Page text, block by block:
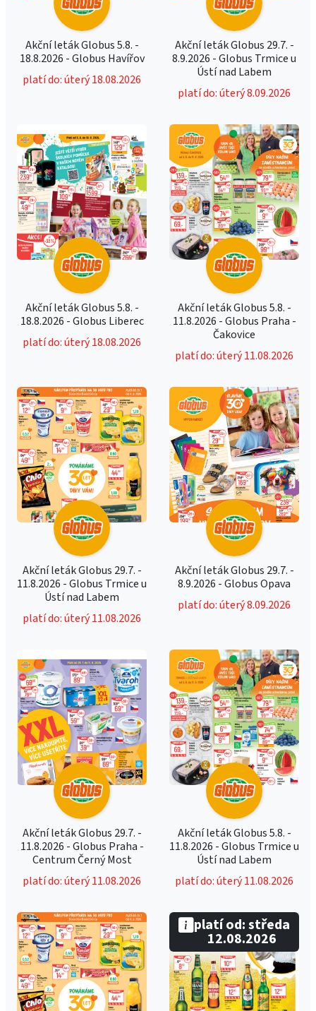
Akční leták Globus 5.8. -
18.8.2026 - Globus Havířov
platí do: úterý 18.08.2026
Akční leták Globus 29.7. -
8.9.2026 - Globus Trmice u
Ústí nad Labem
platí do: úterý 8.09.2026
Akční leták Globus 5.8. -
18.8.2026 - Globus Liberec
platí do: úterý 18.08.2026
Akční leták Globus 5.8. -
11.8.2026 - Globus Praha -
Čakovice
platí do: úterý 11.08.2026
Akční leták Globus 29.7. -
11.8.2026 - Globus Trmice u
Ústí nad Labem
platí do: úterý 11.08.2026
Akční leták Globus 29.7. -
8.9.2026 - Globus Opava
platí do: úterý 8.09.2026
Akční leták Globus 29.7. -
11.8.2026 - Globus Praha -
Centrum Černý Most
platí do: úterý 11.08.2026
Akční leták Globus 5.8. -
11.8.2026 - Globus Trmice u
Ústí nad Labem
platí do: úterý 11.08.2026
platí od: středa
12.08.2026